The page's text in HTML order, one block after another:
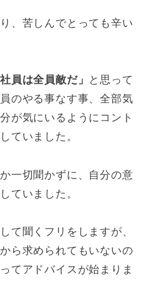
、苦しんでとっても辛い
社員は全員敵だ」
と思って
のやる事なす事、全部気
が気にいるようにコント
ていました。
一切聞かずに、自分の意
ていました。
て聞くフリをしますが、
ら求められてもいないの
てアドバイスが始まりま